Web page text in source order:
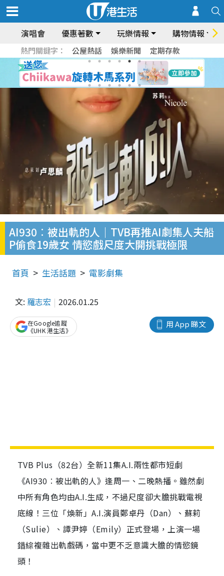
演唱會 優惠著數 玩樂情報 購物情報
熱門關鍵字： 公屋熱話 娛樂新聞 定期存款
AI930︰被出軌的人｜TVB再推AI劇集人夫船
P偷食19歲女 情慾戲尺度大開挑戰極限
首頁 生活話題 電影劇集
文: 羅志宏 2026.01.25
用 App 睇文
在Google追蹤
《UHK 港生活》
TVB Plus（82台）全新11集A.I.兩性都市短劇
《AI930︰被出軌的人》逢周一、二晚熱播。雖然劇
中所有角色均由A.I.生成，不過尺度卻大膽挑戰電視
底線！三位「煥新」A.I.演員鄭卓丹（Dan）、蘇莉
（Sulie）、譚尹婷（Emily）正式登場，上演一場
錯綜複雜出軌戲碼，當中更不乏意識大膽的情慾鏡
頭！